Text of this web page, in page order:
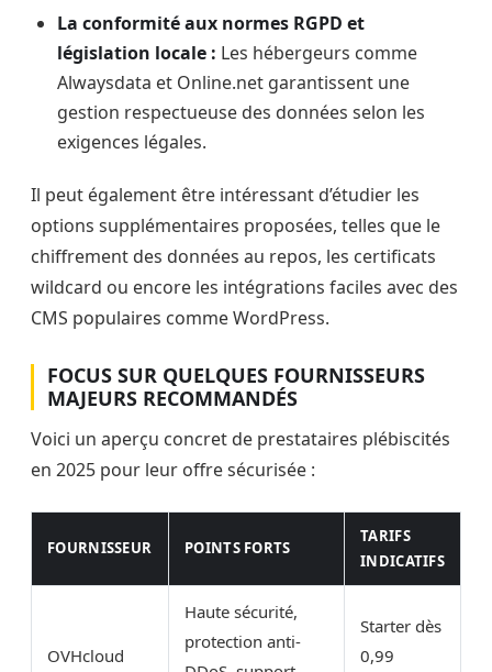
La conformité aux normes RGPD et
législation locale : Les hébergeurs comme
Alwaysdata et Online.net garantissent une
gestion respectueuse des données selon les
exigences légales.
Il peut également être intéressant d’étudier les
options supplémentaires proposées, telles que le
chiffrement des données au repos, les certificats
wildcard ou encore les intégrations faciles avec des
CMS populaires comme WordPress.
FOCUS SUR QUELQUES FOURNISSEURS
MAJEURS RECOMMANDÉS
Voici un aperçu concret de prestataires plébiscités
en 2025 pour leur offre sécurisée :
FOURNISSEUR POINTS FORTS
TARIFS
INDICATIFS
OVHcloud
Haute sécurité,
protection anti-
Starter dès
0,99